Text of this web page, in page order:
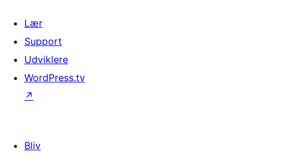
Lær
Support
Udviklere
WordPress.tv
↗
Bliv